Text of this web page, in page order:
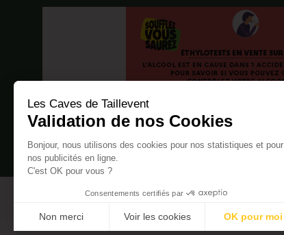
Les Caves de Taillevent
Validation de nos Cookies
Bonjour, nous utilisons des cookies pour nos statistiques et pour
nos publicités en ligne.
C'est OK pour vous ?
Consentements certifiés par
Non merci Voir les cookies
OK pour moi